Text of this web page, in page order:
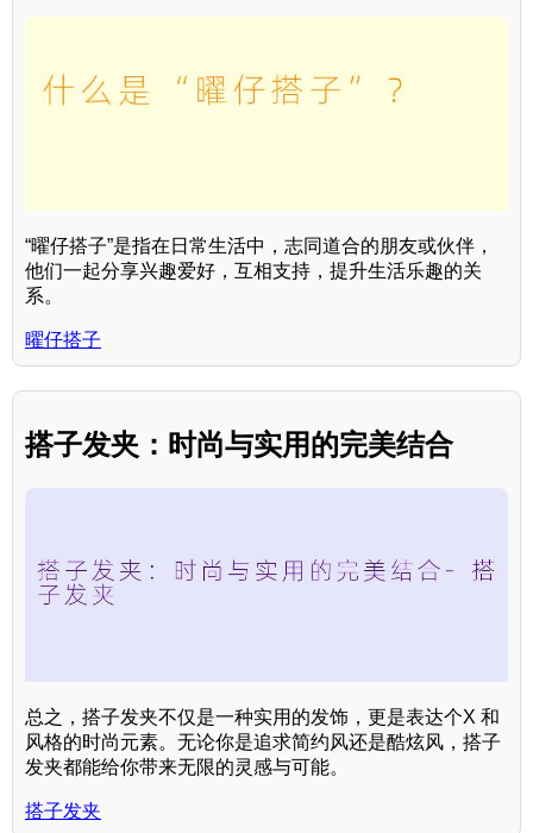
“曜仔搭子”是指在日常生活中，志同道合的朋友或伙伴，
他们一起分享兴趣爱好，互相支持，提升生活乐趣的关
系。
曜仔搭子
搭子发夹：时尚与实用的完美结合
总之，搭子发夹不仅是一种实用的发饰，更是表达个X 和
风格的时尚元素。无论你是追求简约风还是酷炫风，搭子
发夹都能给你带来无限的灵感与可能。
搭子发夹